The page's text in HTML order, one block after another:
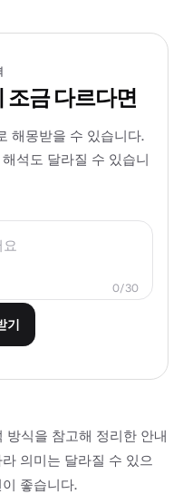
조금 다르다면
해몽받을 수 있습니다.
석도 달라질 수 있습니
0/30
기
방식을 참고해 정리한 안내
의미는 달라질 수 있으
좋습니다.